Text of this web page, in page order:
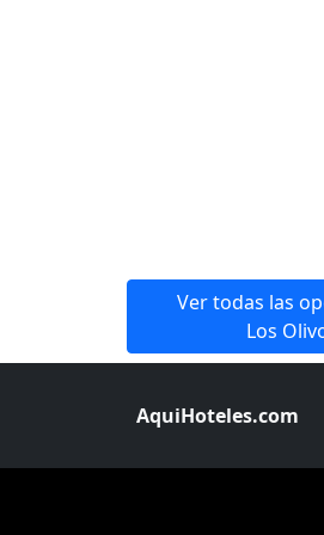
Ver todas las
Los
AquiHoteles.com